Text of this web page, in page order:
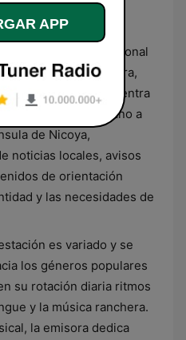
de carácter regional
el distrito de Paquera,
programación se centra
cercano a
de Nicoya,
noticias locales, avisos
de orientación
y las necesidades de
es variado y se
los géneros populares
su rotación diaria ritmos
y la música ranchera.
la emisora dedica
APP